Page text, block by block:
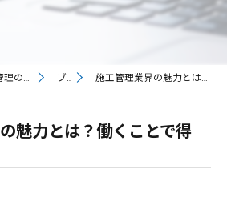
埼玉県和光市の施工管理の求人なら紀和建設工業株式会社 ブログ 施工管理業界の魅力とは？働くことで得られる充実感
魅力とは？働くことで得